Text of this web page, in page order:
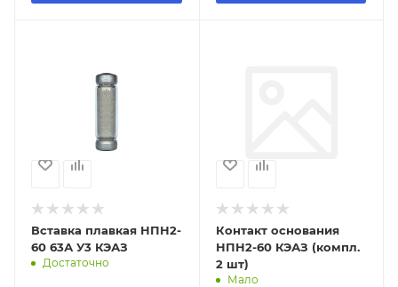
Вставка плавкая НПН2-
60 63А У3 КЭАЗ
Достаточно
Контакт основания
НПН2-60 КЭАЗ (компл.
2 шт)
Мало